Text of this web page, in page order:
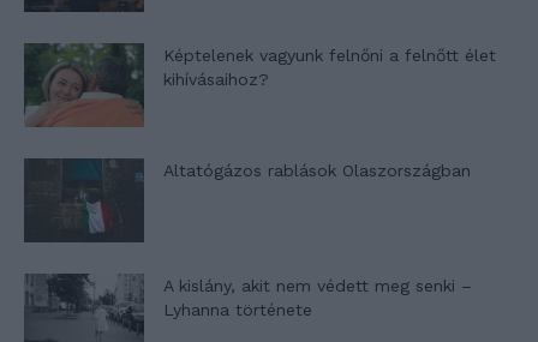
Képtelenek vagyunk felnőni a felnőtt élet
kihívásaihoz?
Altatógázos rablások Olaszországban
A kislány, akit nem védett meg senki –
Lyhanna története